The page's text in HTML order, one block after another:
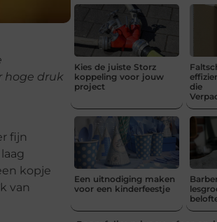
hoge druk
fijn
kopje
van
Kies de juiste Storz
koppeling voor jouw
project
die
Een uitnodiging maken
voor een kinderfeestje